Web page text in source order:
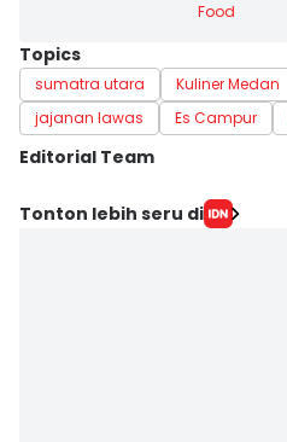
Food
Topics
sumatra utara Kuliner Medan
jajanan lawas
Es Campur
Editorial Team
Editor
Tonton lebih seru di